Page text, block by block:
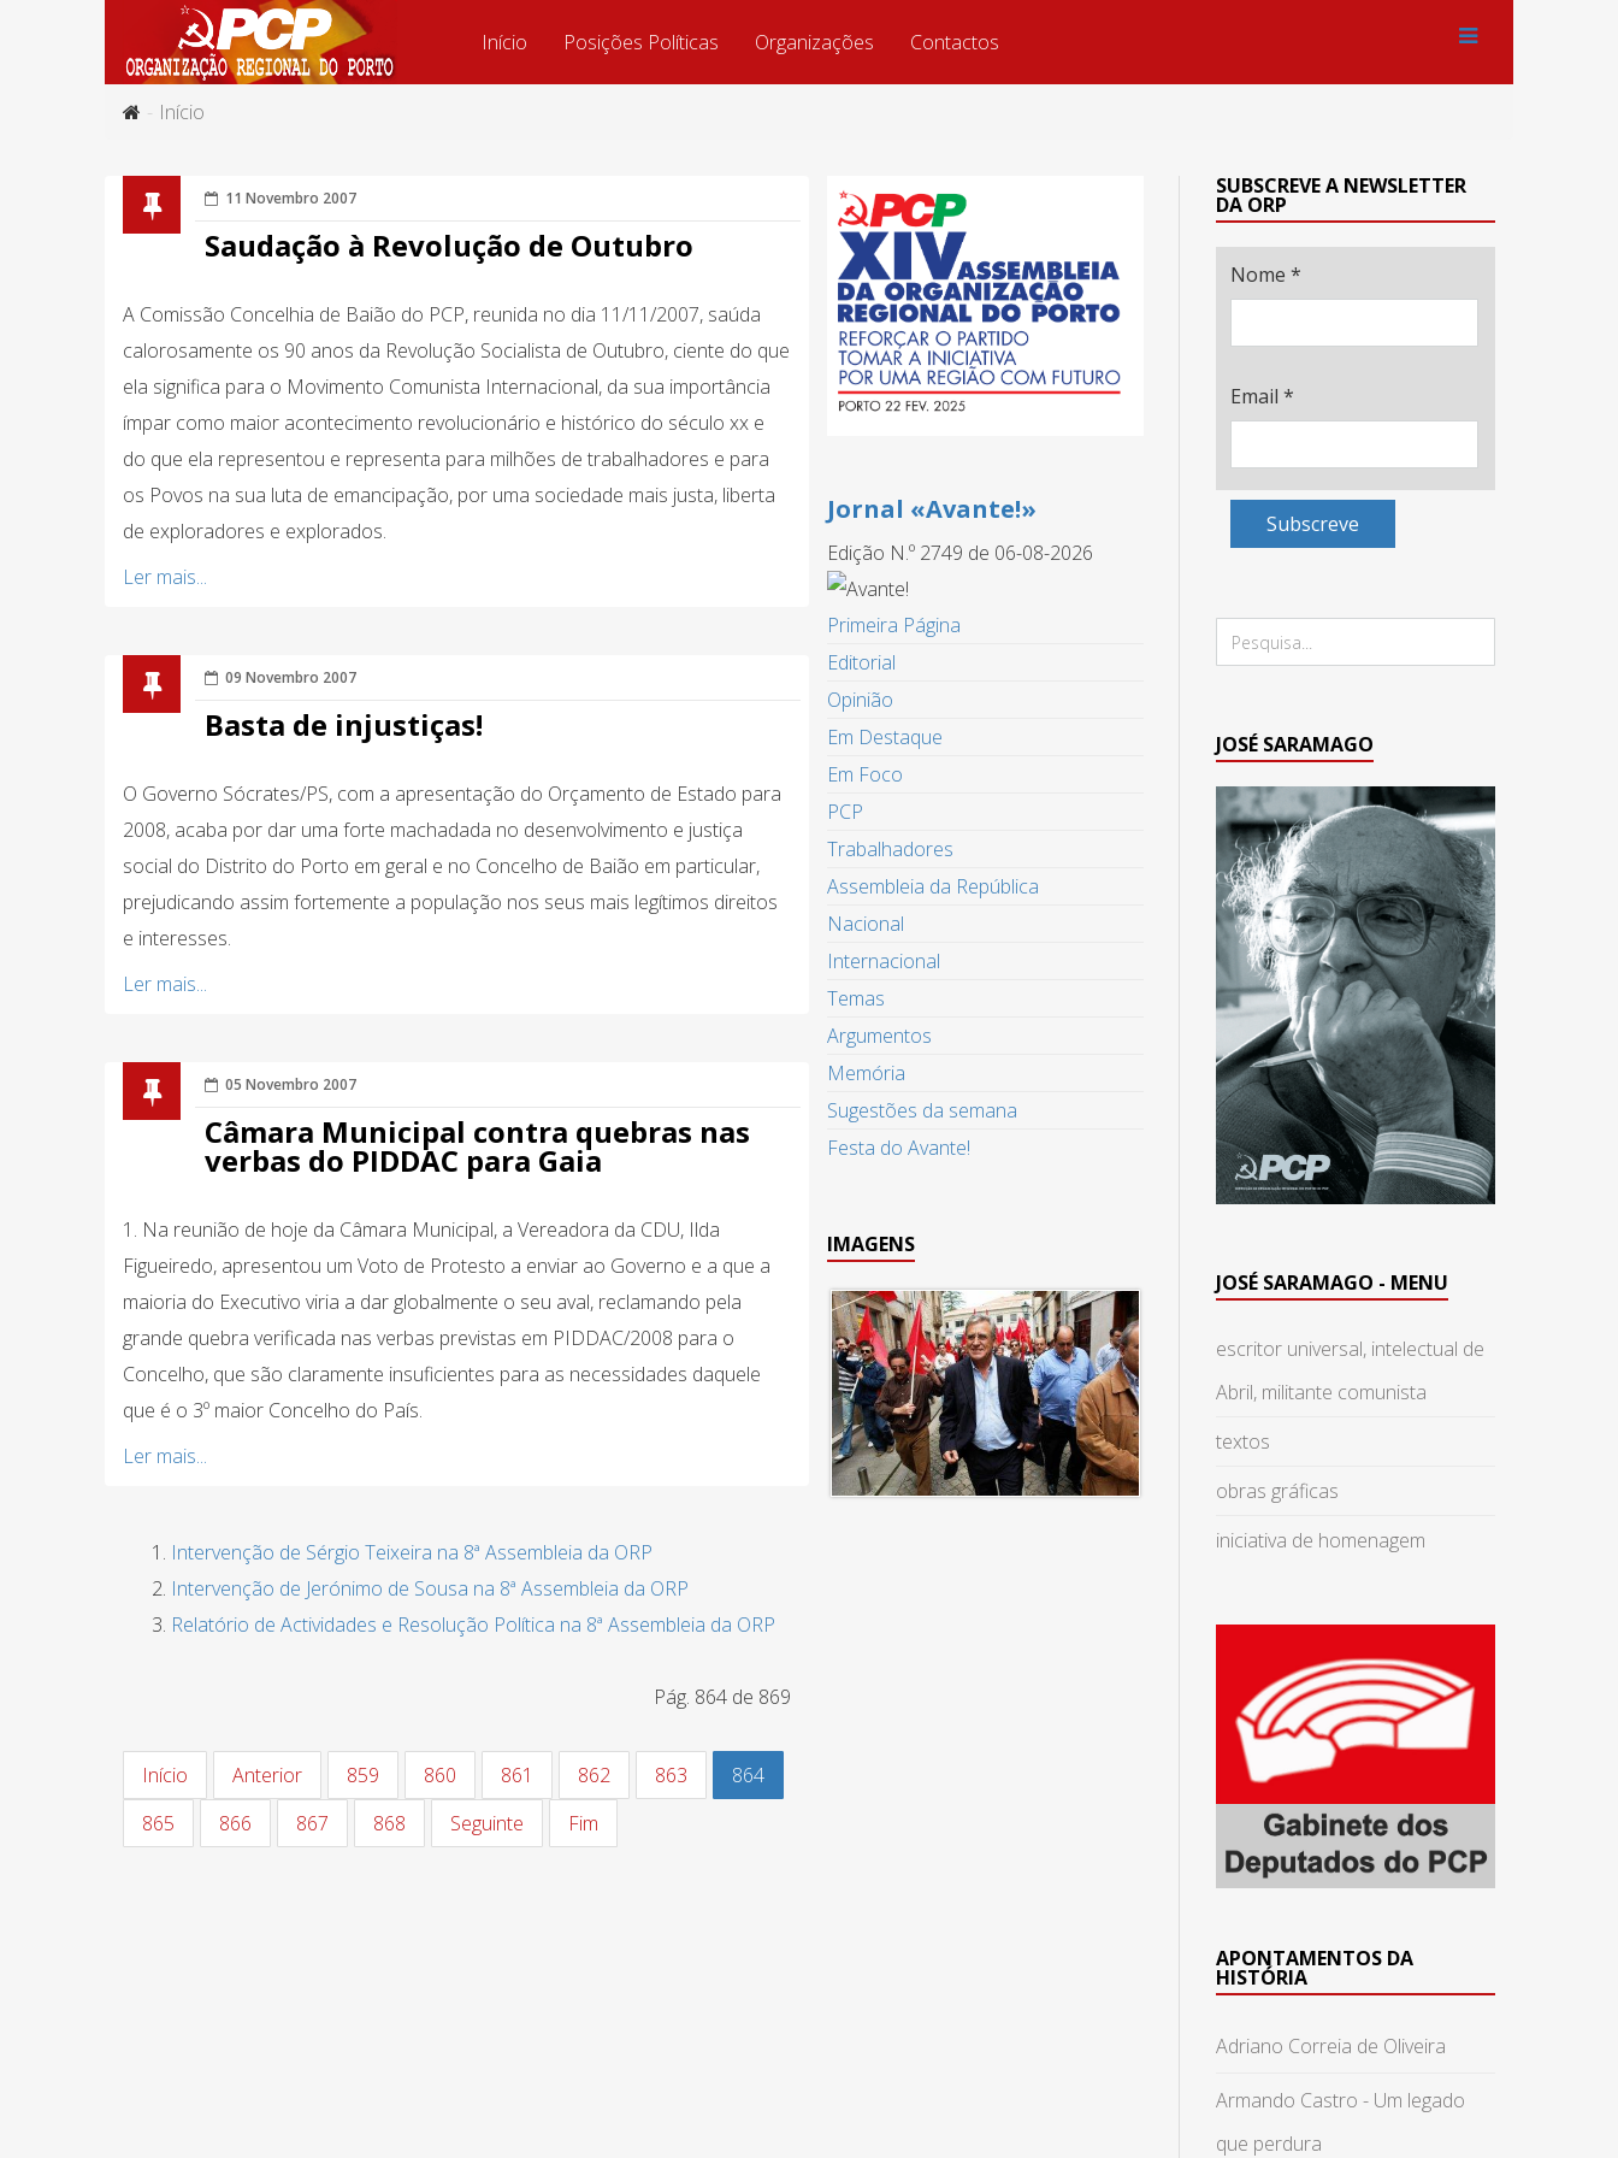
Início Posições Políticas Organizações Contactos
Início
11 Novembro 2007
Saudação à Revolução de Outubro
A Comissão Concelhia de Baião do PCP, reunida no dia 11/11/2007, saúda
calorosamente os 90 anos da Revolução Socialista de Outubro, ciente do que
ela significa para o Movimento Comunista Internacional, da sua importância
ímpar como maior acontecimento revolucionário e histórico do século xx e
do que ela representou e representa para milhões de trabalhadores e para
os Povos na sua luta de emancipação, por uma sociedade mais justa, liberta
de exploradores e explorados.
Ler mais...
09 Novembro 2007
Basta de injustiças!
O Governo Sócrates/PS, com a apresentação do Orçamento de Estado para
2008, acaba por dar uma forte machadada no desenvolvimento e justiça
social do Distrito do Porto em geral e no Concelho de Baião em particular,
prejudicando assim fortemente a população nos seus mais legítimos direitos
e interesses.
Ler mais...
05 Novembro 2007
Câmara Municipal contra quebras nas
verbas do PIDDAC para Gaia
1. Na reunião de hoje da Câmara Municipal, a Vereadora da CDU, Ilda
Figueiredo, apresentou um Voto de Protesto a enviar ao Governo e a que a
maioria do Executivo viria a dar globalmente o seu aval, reclamando pela
grande quebra verificada nas verbas previstas em PIDDAC/2008 para o
Concelho, que são claramente insuficientes para as necessidades daquele
que é o 3º maior Concelho do País.
Ler mais...
Intervenção de Sérgio Teixeira na 8ª Assembleia da ORP
Intervenção de Jerónimo de Sousa na 8ª Assembleia da ORP
Relatório de Actividades e Resolução Política na 8ª Assembleia da ORP
Pág. 864 de 869
Início Anterior 859 860 861 862 863
864
865
866 867 868 Seguinte Fim
Jornal «Avante!»
Edição N.º 2749 de 06-08-2026
Primeira Página
Editorial
Opinião
Em Destaque
Em Foco
PCP
Trabalhadores
Assembleia da República
Nacional
Internacional
Temas
Argumentos
Memória
Sugestões da semana
Festa do Avante!
IMAGENS
SUBSCREVE A NEWSLETTER
DA ORP
Nome *
Email *
Subscreve
JOSÉ SARAMAGO
JOSÉ SARAMAGO - MENU
escritor universal, intelectual de
Abril, militante comunista
textos
obras gráficas
iniciativa de homenagem
APONTAMENTOS DA
HISTÓRIA
Adriano Correia de Oliveira
Armando Castro - Um legado
que perdura